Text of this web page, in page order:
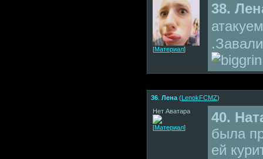
[Материал]
38.
36 Лена ( LenokFCMZ)
Нет Аватара
[Материал]
40.
была
ей